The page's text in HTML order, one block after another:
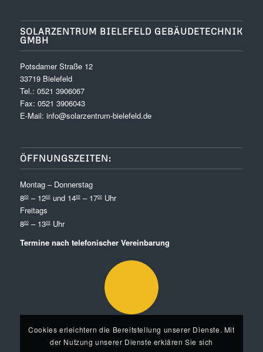
SOLARZENTRUM BIELEFELD GEBÄUDETECHNIK
GMBH
Potsdamer Straße 12
33719 Bielefeld
Tel.: 0521 3906067
Fax: 0521 3906043
E-Mail: info@solarzentrum-bielefeld.de
ÖFFNUNGSZEITEN:
Montag – Donnerstag
800– 1200und 1400– 1700Uhr
Freitags
800– 1300Uhr
Termine nach telefonischer Vereinbarung
Cookies erleichtern die Bereitstellung unserer Dienste. Mit
der Nutzung unserer Dienste erklären Sie sich